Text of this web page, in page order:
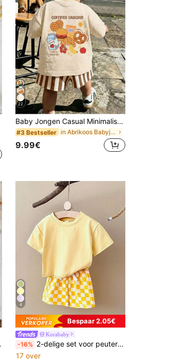
22
Baby Jongen Casual Minimalistische Letter Melk Print T-shirt En Gestreepte Shorts Set, Geschikt Voor Zomer En Herfst
#3 Bestseller in Abrikoos Babyjongenssets
9.99€
4
Bespaar 2.05€
Korababy
-16% 2-delige set voor peuters (jongens/meisjes): casual T-shirt met korte mouwen in effen kleur en geruite korte broek, zomer
17 over